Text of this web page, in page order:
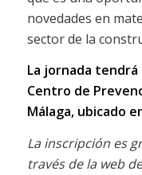
novedades en
sector de la
La jornada tendrá
Centro de
Málaga, ubicado
La inscripción es
través de la web